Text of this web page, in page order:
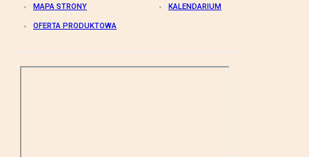
MAPA STRONY KALENDARIUM
OFERTA PRODUKTOWA